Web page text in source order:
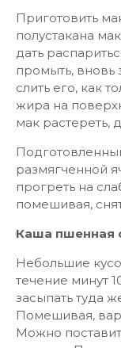
Приготовить
полустакана
дать
промыть, вновь
слить его, как
жира на
мак растереть,
размягченной
прогреть на
помешивая,
Каша пшенная
Небольшие
течение минут
засыпать туда
Помешивая,
Можно